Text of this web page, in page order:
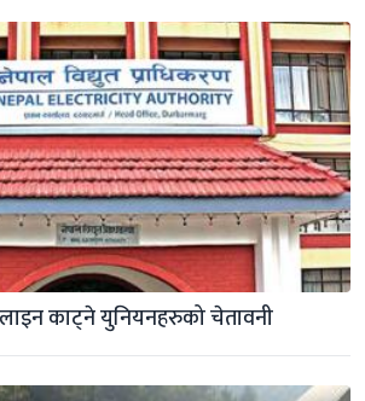
काट्ने युनियनहरुको चेतावनी